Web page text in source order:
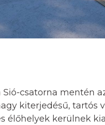
csatorna mentén
kiterjedésű, tartós
élőhelyek kerülnek